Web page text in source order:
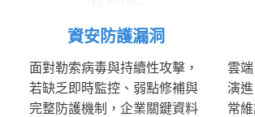
資安防護漏洞
面對勒索病毒與持續性攻擊，
若缺乏即時監控、弱點修補與
完整防護機制，企業關鍵資料
雲
演
常